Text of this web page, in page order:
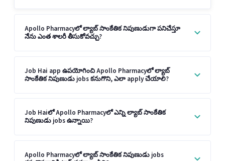
Apollo Pharmacyలో ల్యాబ్ సాంకేతిక నిపుణుడుగా పనిచేస్తూ
నేను ఎంత శాలరీ తీసుకోవచ్చు?
Job Hai app ఉపయోగించి Apollo Pharmacyలో ల్యాబ్
సాంకేతిక నిపుణుడు jobs కనుగొని, ఎలా apply చేయాలి?
Job Haiలో Apollo Pharmacyలో ఎన్ని ల్యాబ్ సాంకేతిక
నిపుణుడు jobs ఉన్నాయి?
Apollo Pharmacyలో ల్యాబ్ సాంకేతిక నిపుణుడు jobs